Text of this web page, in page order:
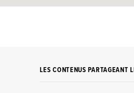
LES CONTENUS PARTAGEANT